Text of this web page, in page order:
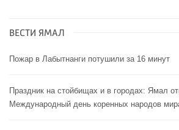
ВЕСТИ ЯМАЛ
Пожар в Лабытнанги потушили за 16 минут
Праздник на стойбищах и в городах: Ямал
Международный день коренных народов